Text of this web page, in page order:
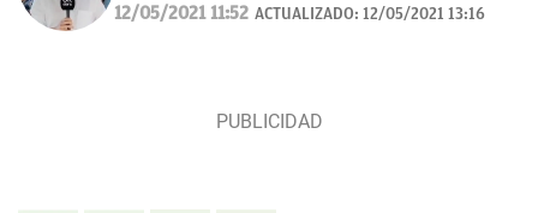
12/05/2021 11:52 ACTUALIZADO: 12/05/2021 13:16